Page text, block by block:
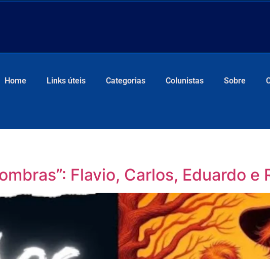
Home Links úteis Categorias Colunistas Sobre
Flavio, Carlos, Eduardo e